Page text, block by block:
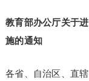
教育部办公厅关于
施的通知
各省、自治区、直